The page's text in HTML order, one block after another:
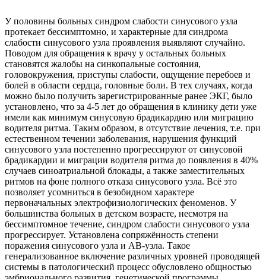
У половины больных синдром слабости синусового узла
протекает бессимптомно, и характерные для синдрома
слабости синусового узла проявления выявляют случайно.
Поводом для обращения к врачу у остальных больных
становятся жалобы на синкопальные состояния,
головокружения, приступы слабости, ощущение перебоев и
болей в области сердца, головные боли. В тех случаях, когда
можно было получить зарегистрированные ранее ЭКГ, было
установлено, что за 4-5 лет до обращения в клинику дети уже
имели как минимум синусовую брадикардию или миграцию
водителя ритма. Таким образом, в отсутствие лечения, т.е. при
естественном течении заболевания, нарушения функций
синусового узла постепенно прогрессируют от синусовой
брадикардии и миграции водителя ритма до появления в 40%
случаев синоатриальной блокады, а также заместительных
ритмов на фоне полного отказа синусового узла. Всё это
позволяет усомниться в безобидном характере
первоначальных электрофизиологических феноменов. У
большинства больных в детском возрасте, несмотря на
бессимптомное течение, синдром слабости синусового узла
прогрессирует. Установлена сопряжённость степени
поражения синусового узла и АВ-узла. Такое
генерализованное включение различных уровней проводящей
системы в патологический процесс обусловлено общностью